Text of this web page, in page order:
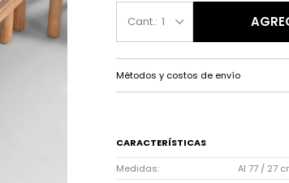
1
Métodos y costos de envío
CARACTERÍSTICAS
Medidas
Al 77 / 27